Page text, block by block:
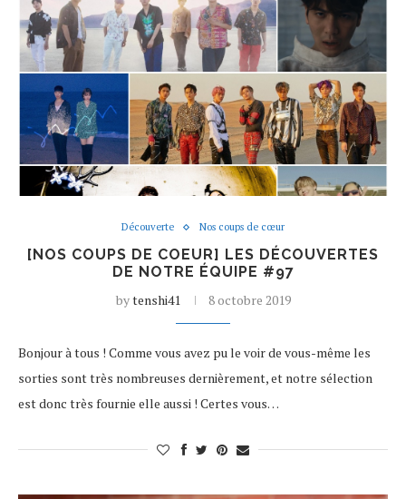
Découverte Nos coups de cœur
[NOS COUPS DE COEUR] LES DÉCOUVERTES
DE NOTRE ÉQUIPE #97
bytenshi41 8 octobre 2019
Bonjour à tous ! Comme vous avez pu le voir de vous-même les
sorties sont très nombreuses dernièrement, et notre sélection
est donc très fournie elle aussi ! Certes vous…